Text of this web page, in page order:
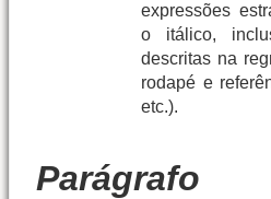
expressões
o itálico,
descritas na
rodapé e
etc.).
Parágrafo